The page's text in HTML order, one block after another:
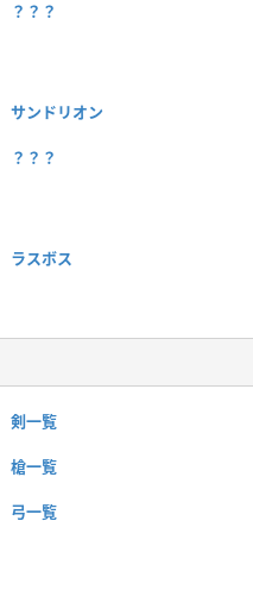
？？？
サンドリオン
？？？
ラスボス
剣一覧
槍一覧
弓一覧